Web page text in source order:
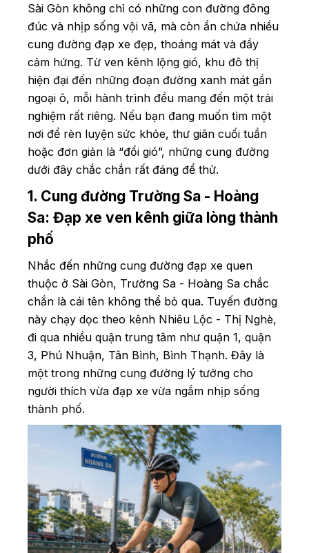
10. Miếu Nổi - Gò Vấp: Cung đường ngắn
nhưng thú vị
Lời kết
Sài Gòn không chỉ có những con đường đông
đúc và nhịp sống vội vã, mà còn ẩn chứa nhiều
cung đường đạp xe đẹp, thoáng mát và đầy
cảm hứng. Từ ven kênh lộng gió, khu đô thị
hiện đại đến những đoạn đường xanh mát gần
ngoại ô, mỗi hành trình đều mang đến một trải
nghiệm rất riêng. Nếu bạn đang muốn tìm một
nơi để rèn luyện sức khỏe, thư giãn cuối tuần
hoặc đơn giản là “đổi gió”, những cung đường
dưới đây chắc chắn rất đáng để thử.
1. Cung đường Trường Sa - Hoàng
Sa: Đạp xe ven kênh giữa lòng thành
phố
Nhắc đến những cung đường đạp xe quen
thuộc ở Sài Gòn, Trường Sa - Hoàng Sa chắc
chắn là cái tên không thể bỏ qua. Tuyến đường
này chạy dọc theo kênh Nhiêu Lộc - Thị Nghè,
đi qua nhiều quận trung tâm như quận 1, quận
3, Phú Nhuận, Tân Bình, Bình Thạnh. Đây là
một trong những cung đường lý tưởng cho
người thích vừa đạp xe vừa ngắm nhịp sống
thành phố.